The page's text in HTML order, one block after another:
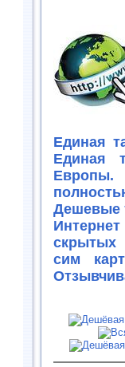
Единая
Единая
Дешевые
скрытых
сим